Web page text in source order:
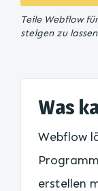
Teile Webflow
steigen zu
Was
Webflow
erstellen